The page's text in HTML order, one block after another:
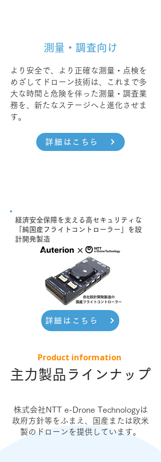
測量・調査向け
より安全で、より正確な測量・点検を
めざしてドローン技術は、これまで多
大な時間と危険を伴った測量・調査業
務を、新たなステージへと進化させま
す。
詳細はこちら
経済安全保障を支える高セキュリティな
「純国産フライトコントローラー」を設
計開発製造
詳細はこちら
Product information
主力製品ラインナップ
株式会社NTT e-Drone Technologyは
政府方針等をふまえ、国産または欧米
製のドローンを提供しています。